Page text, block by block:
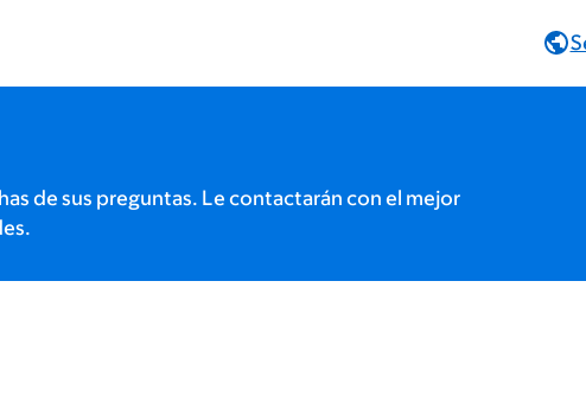
de sus preguntas. Le contactarán con el mejor